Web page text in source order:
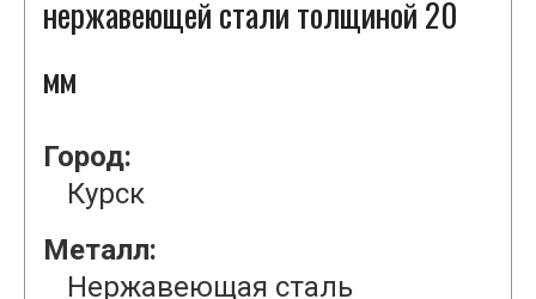
нержавеющей стали толщиной 20
мм
Город:
Курск
Металл:
Нержавеющая сталь